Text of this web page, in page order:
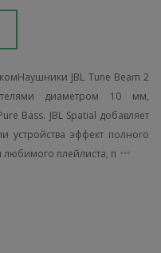
JBL Tune Beam 2
диаметром 10 мм,
Bass. JBL Spatial добавляет
устройства эффект полного
плейлиста, п